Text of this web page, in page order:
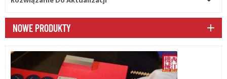
NOWE PRODUKTY